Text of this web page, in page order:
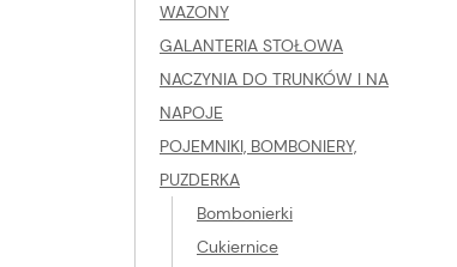
WAZONY
GALANTERIA STOŁOWA
NACZYNIA DO TRUNKÓW I NA
NAPOJE
POJEMNIKI, BOMBONIERY,
PUZDERKA
Bombonierki
Cukiernice